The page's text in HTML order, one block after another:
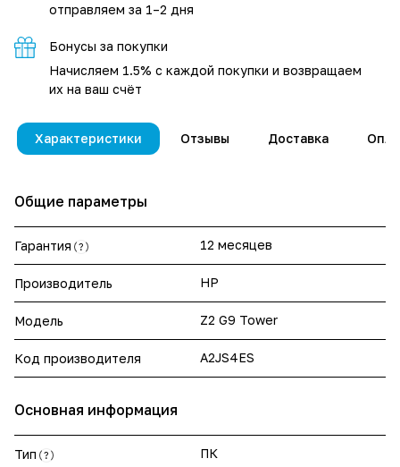
отправляем за 1–2 дня
Бонусы за покупки
Начисляем 1.5% с каждой покупки и возвращаем
их на ваш счёт
Характеристики Отзывы Доставка
Общие параметры
Гарантия ? 12 месяцев
Производитель HP
Модель Z2 G9 Tower
Код производителя A2JS4ES
Основная информация
Тип ? ПК